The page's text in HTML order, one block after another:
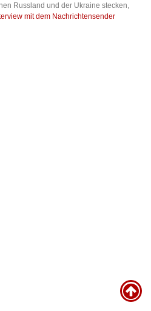
Russland und der Ukraine stecken,
mit dem Nachrichtensender